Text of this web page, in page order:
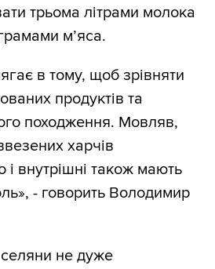
трьома літрами молока
м’яса.
в тому, щоб зрівняти
продуктів та
походження. Мовляв,
харчів
і внутрішні також мають
- говорить Володимир
не дуже